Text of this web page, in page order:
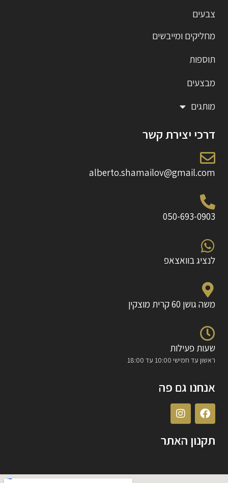
צבעים
מחליקים ומייבשים
תוספות
מבצעים
מותגים
דרכי יצירת קשר
alberto.shamailov@gmail.com
050-693-0903
לנציג בוואצאפ
משה גושן 60 קרית מוצקין
שעות פעילות
ראשון עד חמישי 10:00 עד 18:00
אנחנו גם פה
תקנון האתר